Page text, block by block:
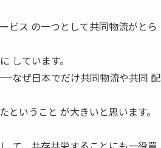
ビス の一つとして共同物流がとら
しています。
なぜ日本でだけ共同物流や共同 配
いうこと が大きいと思います。